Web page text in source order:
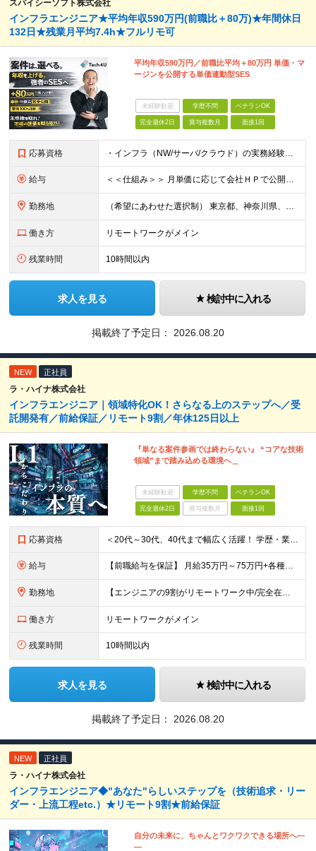
スパイシーソフト株式会社
インフラエンジニア★平均年収590万円(前職比＋80万)★年間休日
132日★残業月平均7.4h★フルリモ可
平均年収590万円／前職比平均＋80万円 単価・マ
ージンを公開する単価連動型SES
未経験歓迎 学歴不問 ベテランOK
完全週休2日 賞与複数月 面接1回
応募資格 ・インフラ（NW/サーバ/クラウド）の実務経験をお持ちの方（目安：1年以上は全員面接確定） ・インフラに興味がある未経験の方 ・学歴不問 ■ こんな方を歓迎します ・IaC（Terraform等）
給与 ＜＜仕組み＞＞ 月単価に応じて会社ＨＰで公開しているテーブルにもとづき毎月決定されます！ https://www.tech4u.dev/payroll ＜＜実績＞＞ 平均年収実績：590万円 ＜＜
勤務地 （希望にあわせた選択制） 東京都、神奈川県、埼玉県、千葉県、大阪府、兵庫県、京都府、愛知県、福岡県の各プロジェクト先 ・フル／ハイブリッドリモート案件あり ・転勤なし ・U・Iターンも歓迎＆支援可能
働き方 リモートワークがメイン
残業時間 10時間以内
求人を見る 検討中に入れる
掲載終了予定日： 2026.08.20
NEW 正社員
ラ・ハイナ株式会社
インフラエンジニア｜領域特化OK！さらなる上のステップへ／受
託開発有／前給保証／リモート9割／年休125日以上
『単なる案件参画では終わらない』 “コアな技術
領域”まで踏み込める環境へ＿
未経験歓迎 学歴不問 ベテランOK
完全週休2日 賞与複数月 面接1回
応募資格 ＜20代～30代、40代まで幅広く活躍！ 学歴・業界・領域不問＞ インフラエンジニアとして下記いずれかの経験がある方 ■設計・構築の経験（サーバ、ネットワーク、クラウド、セキュリティ、データベース）
給与 【前職給与を保証】 月給35万円～75万円+各種手当+決算賞与 ★資格手当や資格取得報奨金、役職手当など待遇、福利厚生が充実！ ★1年で年収100万円以上アップした社員も在籍！ ※経験・スキルを考
勤務地 【エンジニアの9割がリモートワーク中/完全在宅ワークで働くメンバーも◎】 現在、エンジニアの約9割がリモートワークを実施。 そのうち約3割がフルリモートで勤務しており、地方在住のメンバーも活躍していま
働き方 リモートワークがメイン
残業時間 10時間以内
求人を見る 検討中に入れる
掲載終了予定日： 2026.08.20
NEW 正社員
ラ・ハイナ株式会社
インフラエンジニア◆"あなた"らしいステップを（技術追求・リー
ダー・上流工程etc.）★リモート9割★前給保証
自分の未来に、ちゃんとワクワクできる場所へ―
―